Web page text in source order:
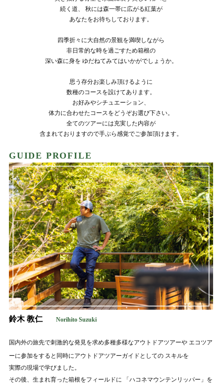
続く道、
秋には森一帯に広がる紅葉が
あなたをお待ちしております。
四季折々に大自然の景観を満喫しながら
非日常的な時を過ごすため箱根の
深い森に身を ゆだねてみてはいかがでしょうか。
思う存分お楽しみ頂けるように
数種のコースを設けてあります。
お好みやシチュエーション、
体力に合わせたコースをどうぞお選び下さい。
全てのツアーには充実した内容が
含まれておりますので手ぶら感覚でご参加頂けます。
GUIDE PROFILE
鈴木 教仁 Norihito Suzuki
国内外の旅先で刺激的な発見を求め多種多様なアウトドアツアーやエコツア
ーに参加をすると同時にアウトドアツアーガイドとしてのスキルを
実際の現場で学びました。
その後、生まれ育った箱根をフィールドに 「ハコネマウンテンリッパー」を